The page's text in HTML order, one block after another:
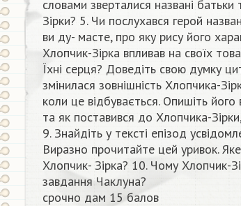
словами зверталися названі
Зірки? 5. Чи послухався герой
ви ду- масте, про яку рису його
Хлопчик-Зірка впливав на своïх
Їхні серця? Доведіть свою думку
змінилася зовнішність Хлопчика-
коли це відбувається. Опишіть
та як поставився до Хлопчика-
9. Знайдіть у тексті епізод
Виразно прочитайте цей уривок.
Хлопчик- Зірка? 10. Чому Хлопчик-
завдання Чаклуна?
срочно дам 15 балов ​